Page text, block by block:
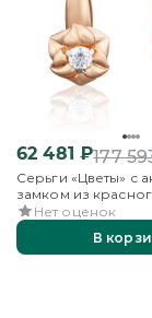
62 481 ₽177
Серьги «Цветы» с
замком из
фианитом
Нет оценок
В